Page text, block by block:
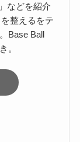
などを紹介
整えるをテ
Base Ball
。